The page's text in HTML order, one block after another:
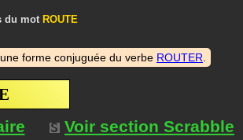
du mot ROUTE
forme conjuguée du verbe ROUTER
Voir section Scrabble